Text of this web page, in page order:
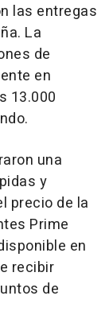
las entregas
La
de
en
13.000
una
y
precio de la
Prime
en
recibir
de